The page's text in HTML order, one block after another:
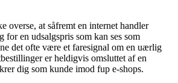
overse, at såfremt en internet handler
for en udsalgspris som kan ses som
det ofte være et faresignal om en uærlig
er heldigvis omsluttet af en
dig som kunde imod fup e-shops.